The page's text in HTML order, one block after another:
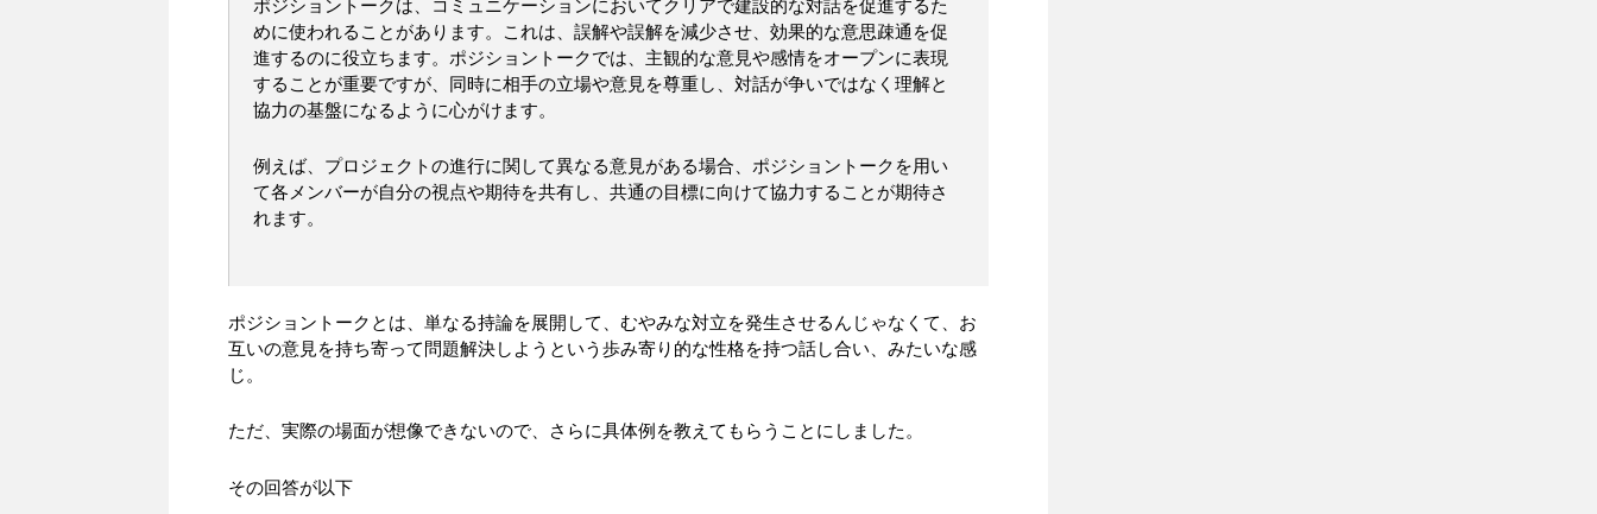
ポジショントークは、コミュニケーションにおいてクリアで建設的な対話を促進するた
めに使われることがあります。これは、誤解や誤解を減少させ、効果的な意思疎通を促
進するのに役立ちます。ポジショントークでは、主観的な意見や感情をオープンに表現
することが重要ですが、同時に相手の立場や意見を尊重し、対話が争いではなく理解と
協力の基盤になるように心がけます。
例えば、プロジェクトの進行に関して異なる意見がある場合、ポジショントークを用い
て各メンバーが自分の視点や期待を共有し、共通の目標に向けて協力することが期待さ
れます。
ポジショントークとは、単なる持論を展開して、むやみな対立を発生させるんじゃなくて、お
互いの意見を持ち寄って問題解決しようという歩み寄り的な性格を持つ話し合い、みたいな感
じ。
ただ、実際の場面が想像できないので、さらに具体例を教えてもらうことにしました。
その回答が以下